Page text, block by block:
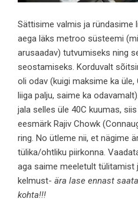
Sättisime valmis ja ründasime
aega läks metroo süsteemi
arusaadav) tutvumiseks ning
seostamiseks. Korduvalt
oli odav (kuigi maksime ka
liiga palju, saime ka
jala selles üle 40C kuumas,
eesmärk Rajiv Chowk
ring. No ütleme nii, et nägime
tülika/ohtliku piirkonna.
aga saime meeletult tülitamist
kelmust- ära lase ennast
kohta!!!